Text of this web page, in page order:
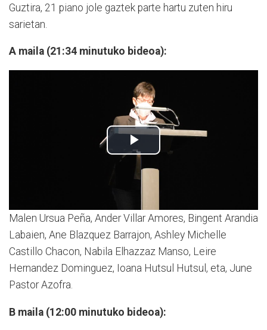
Guztira, 21 piano jole gaztek parte hartu zuten hiru
sarietan.
A maila (21:34 minutuko bideoa):
Malen Ursua Peña, Ander Villar Amores, Bingent Arandia
Labaien, Ane Blazquez Barrajon, Ashley Michelle
Castillo Chacon, Nabila Elhazzaz Manso, Leire
Hernandez Dominguez, Ioana Hutsul Hutsul, eta, June
Pastor Azofra.
B maila (12:00 minutuko bideoa):